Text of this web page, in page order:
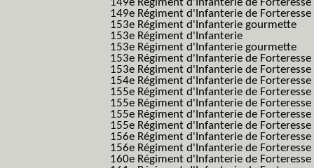
149e Régiment d'Infanterie de
149e Régiment d'Infanterie de
153e Régiment d'Infanterie gourmette
153e Régiment d'Infanterie
153e Régiment d'Infanterie gourmette
153e Régiment d'Infanterie de
153e Régiment d'Infanterie de
154e Régiment d'Infanterie de Forteresse
155e Régiment d'Infanterie de
155e Régiment d'Infanterie de
155e Régiment d'Infanterie de
155e Régiment d'Infanterie de
156e Régiment d'Infanterie de Forteresse
156e Régiment d'Infanterie de
160e Régiment d'Infanterie de